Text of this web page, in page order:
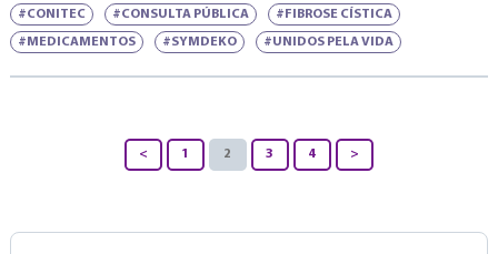
#CONITEC #CONSULTA PÚBLICA #FIBROSE CÍSTICA
#MEDICAMENTOS #SYMDEKO #UNIDOS PELA VIDA
< 1 2 3 4 >